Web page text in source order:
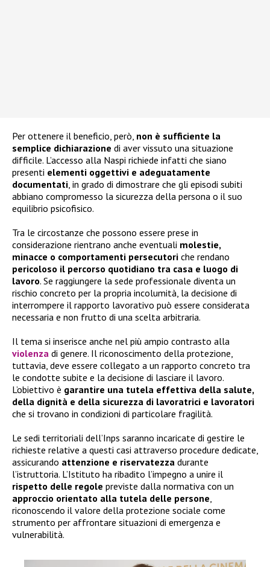
Per ottenere il beneficio, però, non è sufficiente la
semplice dichiarazione di aver vissuto una situazione
difficile. L’accesso alla Naspi richiede infatti che siano
presenti elementi oggettivi e adeguatamente
documentati , in grado di dimostrare che gli episodi subiti
abbiano compromesso la sicurezza della persona o il suo
equilibrio psicofisico.
Tra le circostanze che possono essere prese in
considerazione rientrano anche eventuali molestie,
minacce o comportamenti persecutori che rendano
pericoloso il percorso quotidiano tra casa e luogo di
lavoro. Se raggiungere la sede professionale diventa un
rischio concreto per la propria incolumità, la decisione di
interrompere il rapporto lavorativo può essere considerata
necessaria e non frutto di una scelta arbitraria.
Il tema si inserisce anche nel più ampio contrasto alla
violenza di genere. Il riconoscimento della protezione,
tuttavia, deve essere collegato a un rapporto concreto tra
le condotte subite e la decisione di lasciare il lavoro.
L’obiettivo è garantire una tutela effettiva della salute,
della dignità e della sicurezza di lavoratrici e lavoratori
che si trovano in condizioni di particolare fragilità.
Le sedi territoriali dell’Inps saranno incaricate di gestire le
richieste relative a questi casi attraverso procedure dedicate,
assicurando attenzione e riservatezza durante
l’istruttoria. L’Istituto ha ribadito l’impegno a unire il
rispetto delle regole previste dalla normativa con un
approccio orientato alla tutela delle persone
riconoscendo il valore della protezione sociale come
strumento per affrontare situazioni di emergenza e
vulnerabilità.